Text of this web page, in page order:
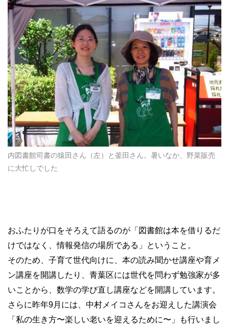
内図書館司書の猿田さん（左）と釜田さん。暑いなか、野菜販売
に大忙しでした
おふたりが口をそろえて語るのが「図書館は本を借りるだ
けではなく、情報発信の場所である」ということ。
そのため、子育て世代向けに、本の読み聞かせ講座や育メ
ン講座を開講したり、青葉区には世代を問わず勉強家が多
いことから、数学の学び直し講座などを開講しています。
さらに昨年9月には、中村メイコさんをお迎えした講演会
「私の生き方〜楽しい老いを迎えるために〜」も行いまし